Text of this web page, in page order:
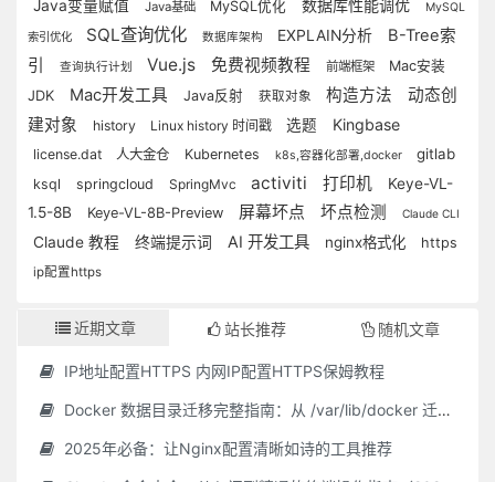
Java变量赋值 Java基础 MySQL优化 数据库性能调优 MySQL
索引优化 SQL查询优化 数据库架构 EXPLAIN分析
B-Tree索
引
查询执行计划 Vue.js 免费视频教程 前端框架
Mac安装
JDK
Mac开发工具 Java反射 获取对象 构造方法
动态创
建对象
history Linux history 时间戳 选题 Kingbase
license.dat 人大金仓 Kubernetes k8s,容器化部署,docker gitlab
ksql springcloud SpringMvc activiti 打印机
Keye-VL-
1.5-8B
Keye-VL-8B-Preview 屏幕坏点 坏点检测 Claude CLI
Claude 教程 终端提示词 AI 开发工具 nginx格式化 https
ip配置https
近期文章 站长推荐 随机文章
IP地址配置HTTPS 内网IP配置HTTPS保姆教程
Docker 数据目录迁移完整指南：从 /var/lib/docker 迁移到自定义路径
2025年必备：让Nginx配置清晰如诗的工具推荐